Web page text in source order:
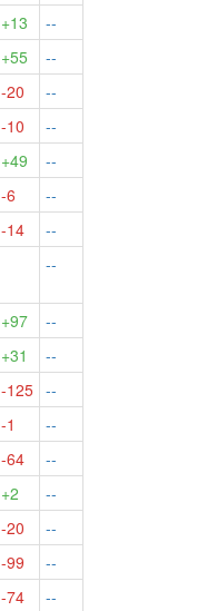
+13
--
+55
--
-20
--
-10
--
+49
--
-6
--
-14
--
--
+97
--
+31
--
-125 --
-1
--
-64
--
+2
--
-20
--
-99
--
-74
--